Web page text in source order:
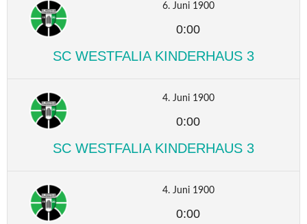
6. Juni 1900
0:00
SC WESTFALIA KINDERHAUS 3
4. Juni 1900
0:00
SC WESTFALIA KINDERHAUS 3
4. Juni 1900
0:00